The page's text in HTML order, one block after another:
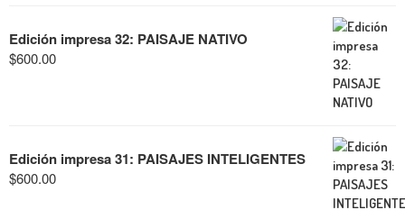
Edición impresa 32: PAISAJE NATIVO
$600.00
Edición impresa 31: PAISAJES INTELIGENTES
$600.00